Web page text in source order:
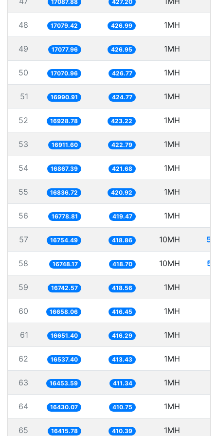
17087.88 427.20
48 17079.42 426.99 1MH
49 17077.96 426.95 1MH
50 17070.96 426.77 1MH
51 16990.91 424.77 1MH
52 16928.78 423.22 1MH
53 16911.60 422.79 1MH
54 16867.39 421.68 1MH
55 16836.72 420.92 1MH
56 16778.81 419.47 1MH
57 16754.49 418.86 10MH
58 16748.17 418.70 10MH
59 16742.57 418.56 1MH
60 16658.06 416.45 1MH
61 16651.40 416.29 1MH
62 16537.40 413.43 1MH
63 16453.59 411.34 1MH
64 16430.07 410.75 1MH
65 16415.78 410.39 1MH